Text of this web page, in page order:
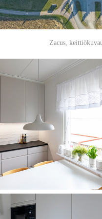
Zacus,